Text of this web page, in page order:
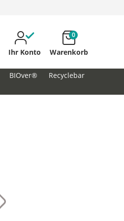
Ihr Konto Warenkorb
0
BIOver® Recyclebar